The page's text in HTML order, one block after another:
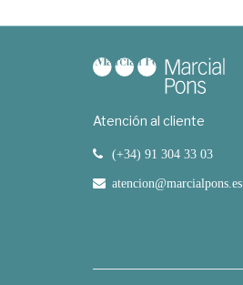
Atención al cliente
(+34) 91 304 33 03
atencion@marcialpons.es